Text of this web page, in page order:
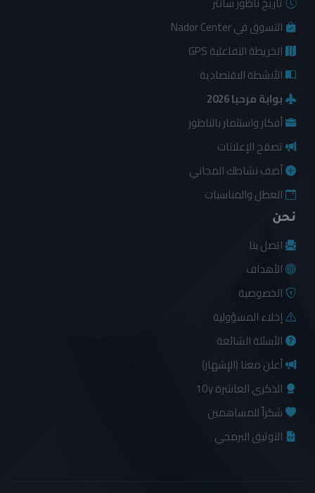
التسوق في Nador Center
الخريطة التفاعلية GPS
الأنشطة الاقتصادية
بوابة مرحبا 2026
أفكار واستثمار بالناظور
تصفح الإعلانات
أضف نشاطك المجاني
العطل والمناسبات
نحن
اتصل بنا
الأهداف
الخصوصية
إخلاء المسؤولية
الأسئلة الشائعة
أعلن معنا (الإشهار)
الذكرى العاشرة 10y
شكراً للمساهمين
التوثيق البرمجي